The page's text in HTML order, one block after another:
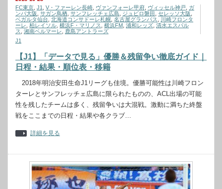
FC東京 J1 V・ファーレン長崎 ヴァンフォーレ甲府 ヴィッセル神戸 ガ
ンバ大阪 サガン鳥栖 サンフレッチェ広島 ジュビロ磐田 セレッソ大阪
ベガルタ仙台 北海道コンサドーレ札幌 名古屋グランパス
川崎フロンタ
ーレ 柏レイソル 横浜F・マリノス 横浜FM 浦和レッズ 清水エスパル
ス
湘南ベルマーレ
鹿島アントラーズ
J1
【J1】「データで見る」優勝＆残留争い徹底ガイド｜
日程・結果・順位表・移籍
2018年明治安田生命J1リーグも佳境。優勝可能性は川崎フロン
ターレとサンフレッチェ広島に限られたものの、ACL出場の可能
性を残したチームは多く、残留争いは大混戦。激動に満ちた終盤
戦をここまでの日程・結果や各クラブ…
詳細を見る